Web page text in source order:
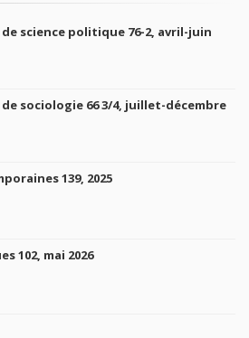
science politique 76-2, avril-juin
sociologie 66 3/4, juillet-décembre
139, 2025
102, mai 2026